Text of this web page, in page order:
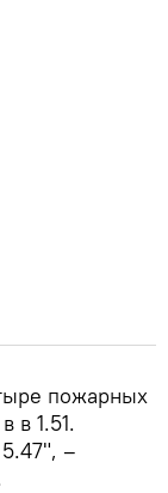
пожарных
в 1.51.
–